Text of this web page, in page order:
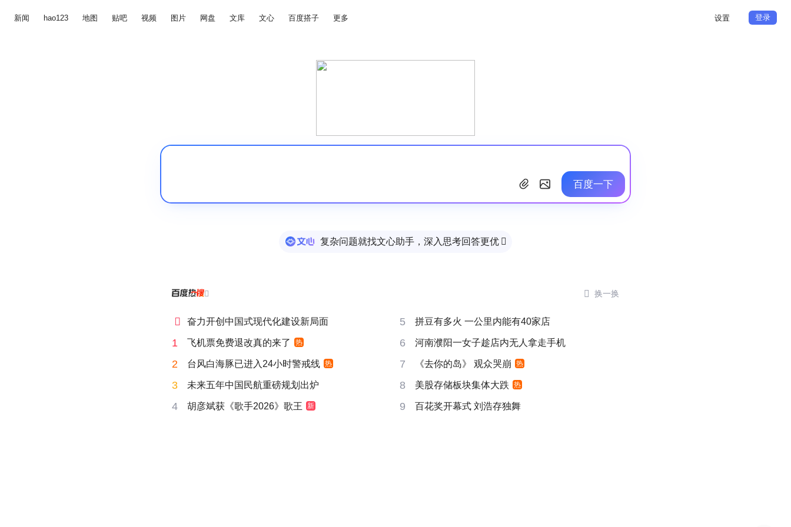
新闻 hao123 地图 贴吧 视频 图片 网盘 文库 文心 百度搭子 更多 设置 登录
百度一下
复杂问题就找文心助手，深入思考回答更优 
  换一换
 奋力开创中国式现代化建设新局面 5 拼豆有多火 一公里内能有40家店
1 飞机票免费退改真的来了 热 6 河南濮阳一女子趁店内无人拿走手机
2 台风白海豚已进入24小时警戒线 热 7 《去你的岛》 观众哭崩 热
3 未来五年中国民航重磅规划出炉 8 美股存储板块集体大跌 热
4 胡彦斌获《歌手2026》歌王 新 9 百花奖开幕式 刘浩存独舞